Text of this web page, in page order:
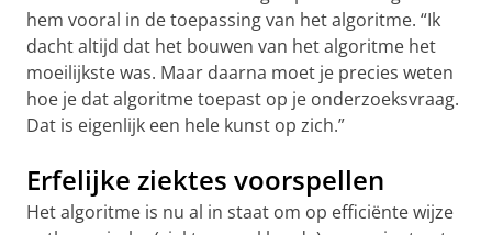
hem vooral in de toepassing van het algoritme. “Ik
dacht altijd dat het bouwen van het algoritme het
moeilijkste was. Maar daarna moet je precies weten
hoe je dat algoritme toepast op je onderzoeksvraag.
Dat is eigenlijk een hele kunst op zich.”
Erfelijke ziektes voorspellen
Het algoritme is nu al in staat om op efficiënte wijze